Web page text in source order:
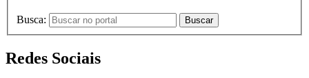
Busca: Buscar
Redes Sociais